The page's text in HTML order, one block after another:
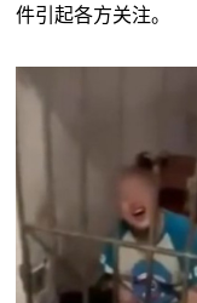
件引起各方关注。